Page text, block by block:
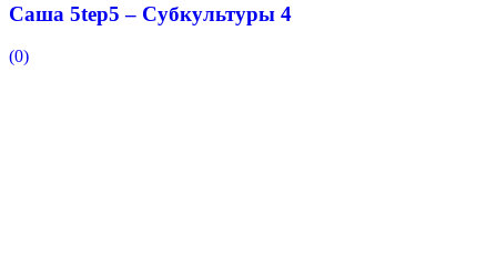
Саша 5tep5 – Субкультуры 4
(0)